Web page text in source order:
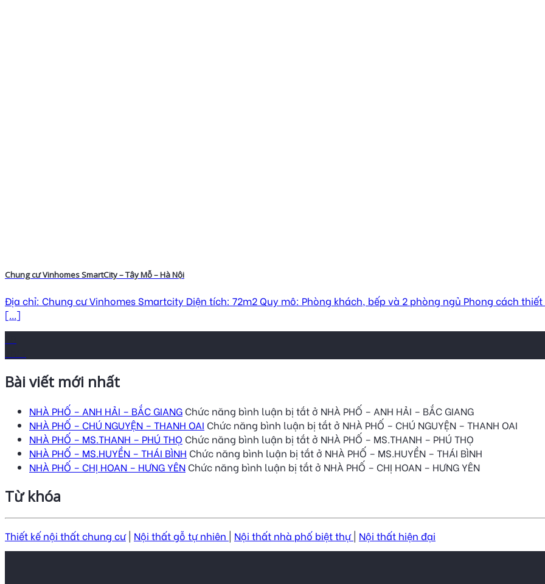
Chung cư Vinhomes SmartCity – Tây Mỗ – Hà Nội
Địa chỉ: Chung cư Vinhomes Smartcity Diện tích: 72m2 Quy mô: Phòng khách, bếp và 2 phòng ngủ Phong cách
[...]
Bài viết mới nhất
NHÀ PHỐ – ANH HẢI – BẮC GIANG Chức năng bình luận bị tắtở NHÀ PHỐ – ANH HẢI – BẮC GIANG
NHÀ PHỐ – CHÚ NGUYỆN – THANH OAI Chức năng bình luận bị tắtở NHÀ PHỐ – CHÚ NGUYỆN – THANH OAI
NHÀ PHỐ – MS.THANH – PHÚ THỌ Chức năng bình luận bị tắtở NHÀ PHỐ – MS.THANH – PHÚ THỌ
NHÀ PHỐ – MS.HUYỀN – THÁI BÌNH Chức năng bình luận bị tắtở NHÀ PHỐ – MS.HUYỀN – THÁI BÌNH
NHÀ PHỐ – CHỊ HOAN – HƯNG YÊN Chức năng bình luận bị tắtở NHÀ PHỐ – CHỊ HOAN – HƯNG YÊN
Từ khóa
Thiết kế nội thất chung cư| Nội thất gỗ tự nhiên | Nội thất nhà phố biệt thự| Nội thất hiện đại